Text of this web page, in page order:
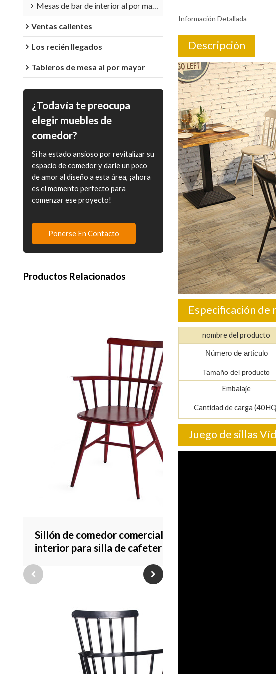
Mesas de bar de interior al por mayor
Ventas calientes
Los recién llegados
Tableros de mesa al por mayor
¿Todavía te preocupa
elegir muebles de
comedor?
Si ha estado ansioso por revitalizar su
espacio de comedor y darle un poco
de amor al diseño a esta área, ¡ahora
es el momento perfecto para
comenzar ese proyecto!
Ponerse En Contacto
Productos Relacionados
Sillón de comedor comercial de
interior para silla de cafetería de
Información Detallada
Descripción
Especificación de
nombre del producto
Número de artículo
Tamaño del producto
Embalaje
Cantidad de carga
Juego de sillas